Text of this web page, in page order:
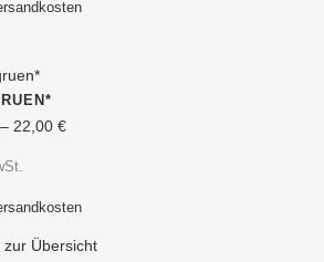
gewählt
werden
Dieses
Produkt
weist
auf.
Die
– 22,00 €
zur Übersicht